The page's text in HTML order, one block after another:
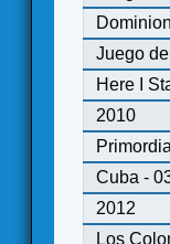
Juego
Here I
2010
Cuba -
2012
Los